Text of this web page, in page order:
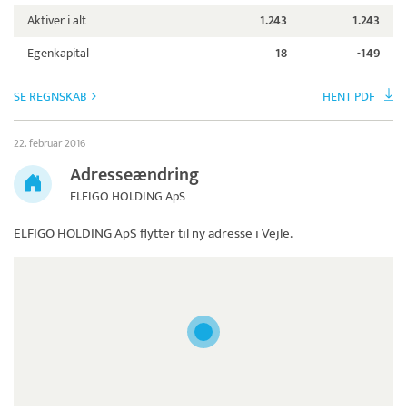
Aktiver i alt
1.243
1.243
Egenkapital
18 -149
SE REGNSKAB HENT PDF
22. februar 2016
Adresseændring
ELFIGO HOLDING ApS
ELFIGO HOLDING ApSflytter til ny adresse i Vejle.